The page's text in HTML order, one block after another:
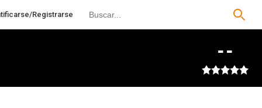
Registrarse
--